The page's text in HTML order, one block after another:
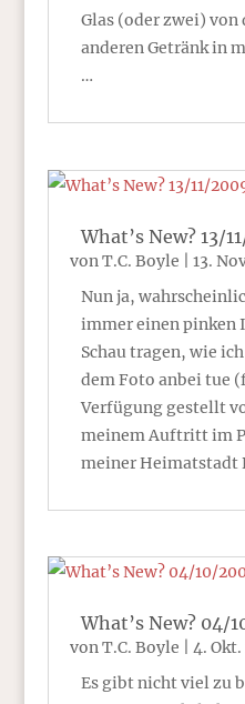
Glas (oder zwei) von
anderen Getränk in
…
What’s New? 13/
vonT.C. Boyle 13.
Nun ja,
immer einen pinken
Schau tragen, wie
dem Foto anbei tue
Verfügung gestellt
meinem Auftritt im
meiner Heimatstadt
What’s New? 04/
vonT.C. Boyle 4.
Es gibt nicht viel zu